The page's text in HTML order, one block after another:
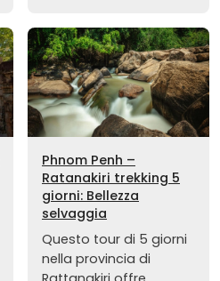
Phnom Penh –
Ratanakiri trekking 5
giorni: Bellezza
selvaggia
Questo tour di 5 giorni
nella provincia di